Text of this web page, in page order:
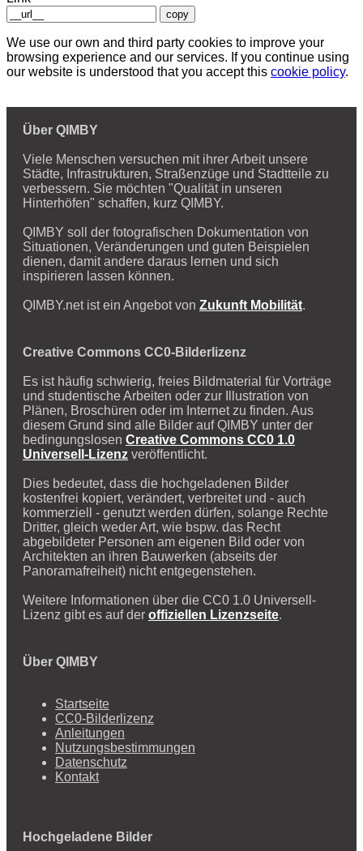
copy
We use our own and third party cookies to improve your
browsing experience and our services. If you continue using
our website is understood that you accept this cookie policy.
Über QIMBY
Viele Menschen versuchen mit ihrer Arbeit unsere
Städte, Infrastrukturen, Straßenzüge und Stadtteile zu
verbessern. Sie möchten "Qualität in unseren
Hinterhöfen" schaffen, kurz QIMBY.
QIMBY soll der fotografischen Dokumentation von
Situationen, Veränderungen und guten Beispielen
dienen, damit andere daraus lernen und sich
inspirieren lassen können.
QIMBY.net ist ein Angebot von Zukunft Mobilität.
Creative Commons CC0-Bilderlizenz
Es ist häufig schwierig, freies Bildmaterial für Vorträge
und studentische Arbeiten oder zur Illustration von
Plänen, Broschüren oder im Internet zu finden. Aus
diesem Grund sind alle Bilder auf QIMBY unter der
bedingungslosen Creative Commons CC0 1.0
Universell-Lizenz veröffentlicht.
Dies bedeutet, dass die hochgeladenen Bilder
kostenfrei kopiert, verändert, verbreitet und - auch
kommerziell - genutzt werden dürfen, solange Rechte
Dritter, gleich weder Art, wie bspw. das Recht
abgebildeter Personen am eigenen Bild oder von
Architekten an ihren Bauwerken (abseits der
Panoramafreiheit) nicht entgegenstehen.
Weitere Informationen über die CC0 1.0 Universell-
Lizenz gibt es auf der offiziellen Lizenzseite.
Über QIMBY
Startseite
CC0-Bilderlizenz
Anleitungen
Nutzungsbestimmungen
Datenschutz
Kontakt
Hochgeladene Bilder